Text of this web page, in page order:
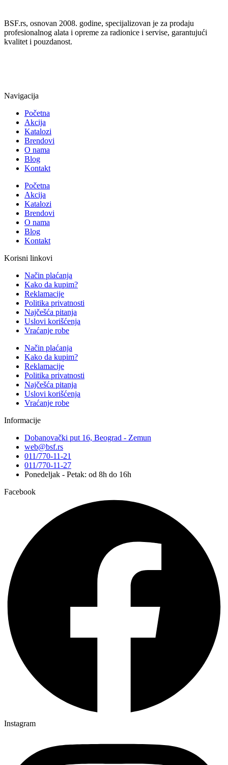
BSF.rs, osnovan 2008. godine, specijalizovan je za prodaju
profesionalnog alata i opreme za radionice i servise, garantujući
kvalitet i pouzdanost.
Navigacija
Početna
Akcija
Katalozi
Brendovi
O nama
Blog
Kontakt
Početna
Akcija
Katalozi
Brendovi
O nama
Blog
Kontakt
Korisni linkovi
Način plaćanja
Kako da kupim?
Reklamacije
Politika privatnosti
Najčešća pitanja
Uslovi korišćenja
Vraćanje robe
Način plaćanja
Kako da kupim?
Reklamacije
Politika privatnosti
Najčešća pitanja
Uslovi korišćenja
Vraćanje robe
Informacije
Dobanovački put 16, Beograd - Zemun
web@bsf.rs
011/770-11-21
011/770-11-27
Ponedeljak - Petak: od 8h do 16h
Facebook
Instagram